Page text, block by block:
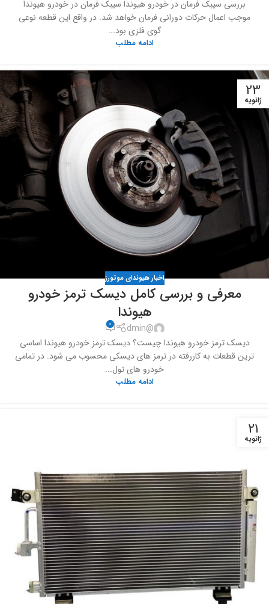
بررسی سیبک فرمان در خودرو هیوندا سیبک فرمان در خودرو هیوندا
موجب اعمال حرکات دورانی فرمان خواهد شد. در واقع این قطعه نوعی
گوی فلزی بود...
ادامه مطلب
23
ژانویه
اخبار هیوندای موتورز
معرفی و بررسی کامل دیسک ترمز خودرو
هیوندا
@dmin
0
دیسک ترمز خودرو هیوندا چیست؟ دیسک ترمز خودرو هیوندا اساسی
ترین قطعات به کاررفته در ترمز های دیسکی محسوب می شود. در تمامی
خودرو های تول...
ادامه مطلب
21
ژانویه